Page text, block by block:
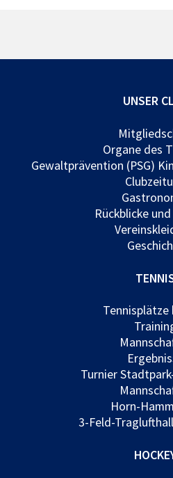
UNSER
Organe des
Gewaltprävention (PSG)
Rückblicke
Tennisplätze
Turnier
Horn-
3-Feld-